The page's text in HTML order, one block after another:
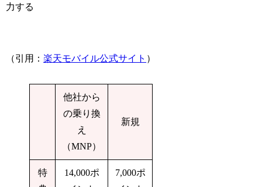
力する
（引用：楽天モバイル公式サイト ）
他社から
の乗り換
え
（MNP）
新規
特
14,000ポ
7,000ポ